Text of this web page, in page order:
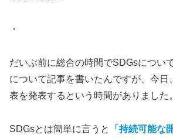
・
だいぶ前に総合の時間でSDGsについ
について記事を書いたんですが、今日
表を発表するという時間がありました。
SDGsとは簡単に言うと 「持続可能な